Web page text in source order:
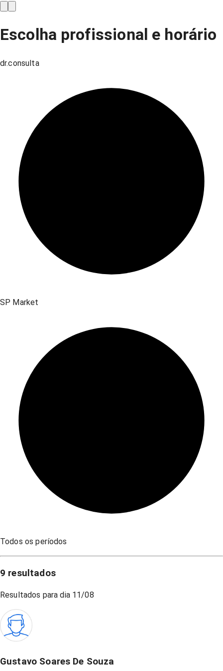
Escolha profissional e horário
dr.consulta
SP Market
Todos os períodos
9 resultados
Resultados para dia 11/08
Gustavo Soares De Souza